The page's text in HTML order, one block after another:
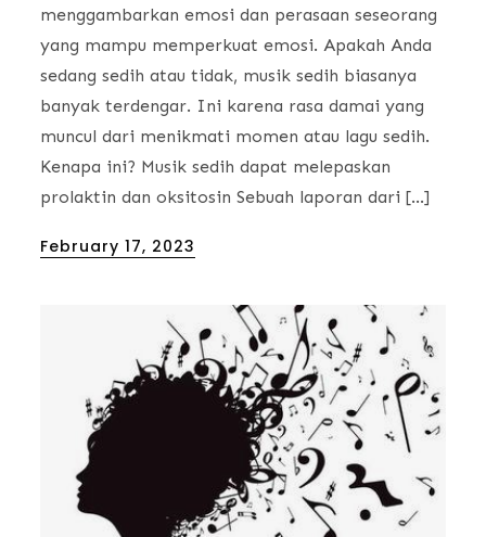
menggambarkan emosi dan perasaan seseorang
yang mampu memperkuat emosi. Apakah Anda
sedang sedih atau tidak, musik sedih biasanya
banyak terdengar. Ini karena rasa damai yang
muncul dari menikmati momen atau lagu sedih.
Kenapa ini? Musik sedih dapat melepaskan
prolaktin dan oksitosin Sebuah laporan dari […]
Posted
February 17, 2023